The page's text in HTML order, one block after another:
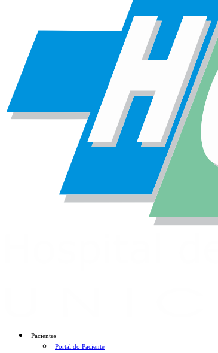
Pacientes
Portal do Paciente